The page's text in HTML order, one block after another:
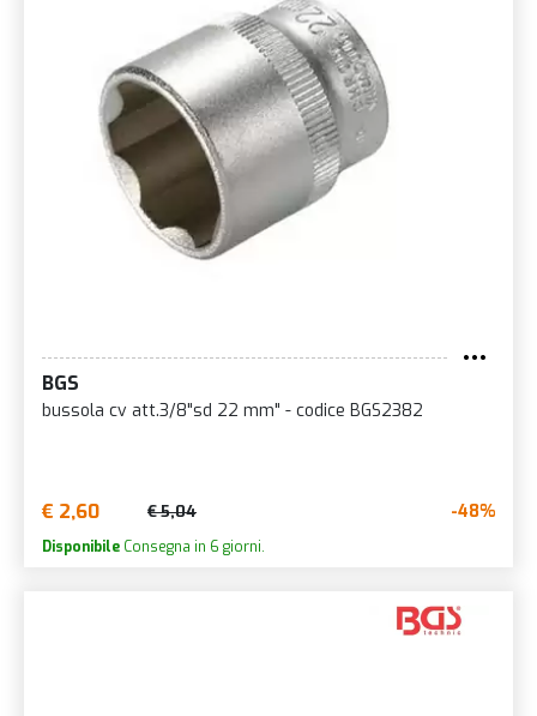
BGS
bussola cv att.3/8"sd 22 mm" - codice BGS2382
€ 2,60 € 5,04 -48%
Disponibile Consegna in 6 giorni.